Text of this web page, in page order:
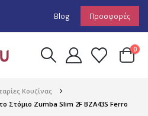
Blog Προσφορές
0
Κουζίνας
Στόμιο Zumba Slim 2F ΒΖΑ43S Ferro